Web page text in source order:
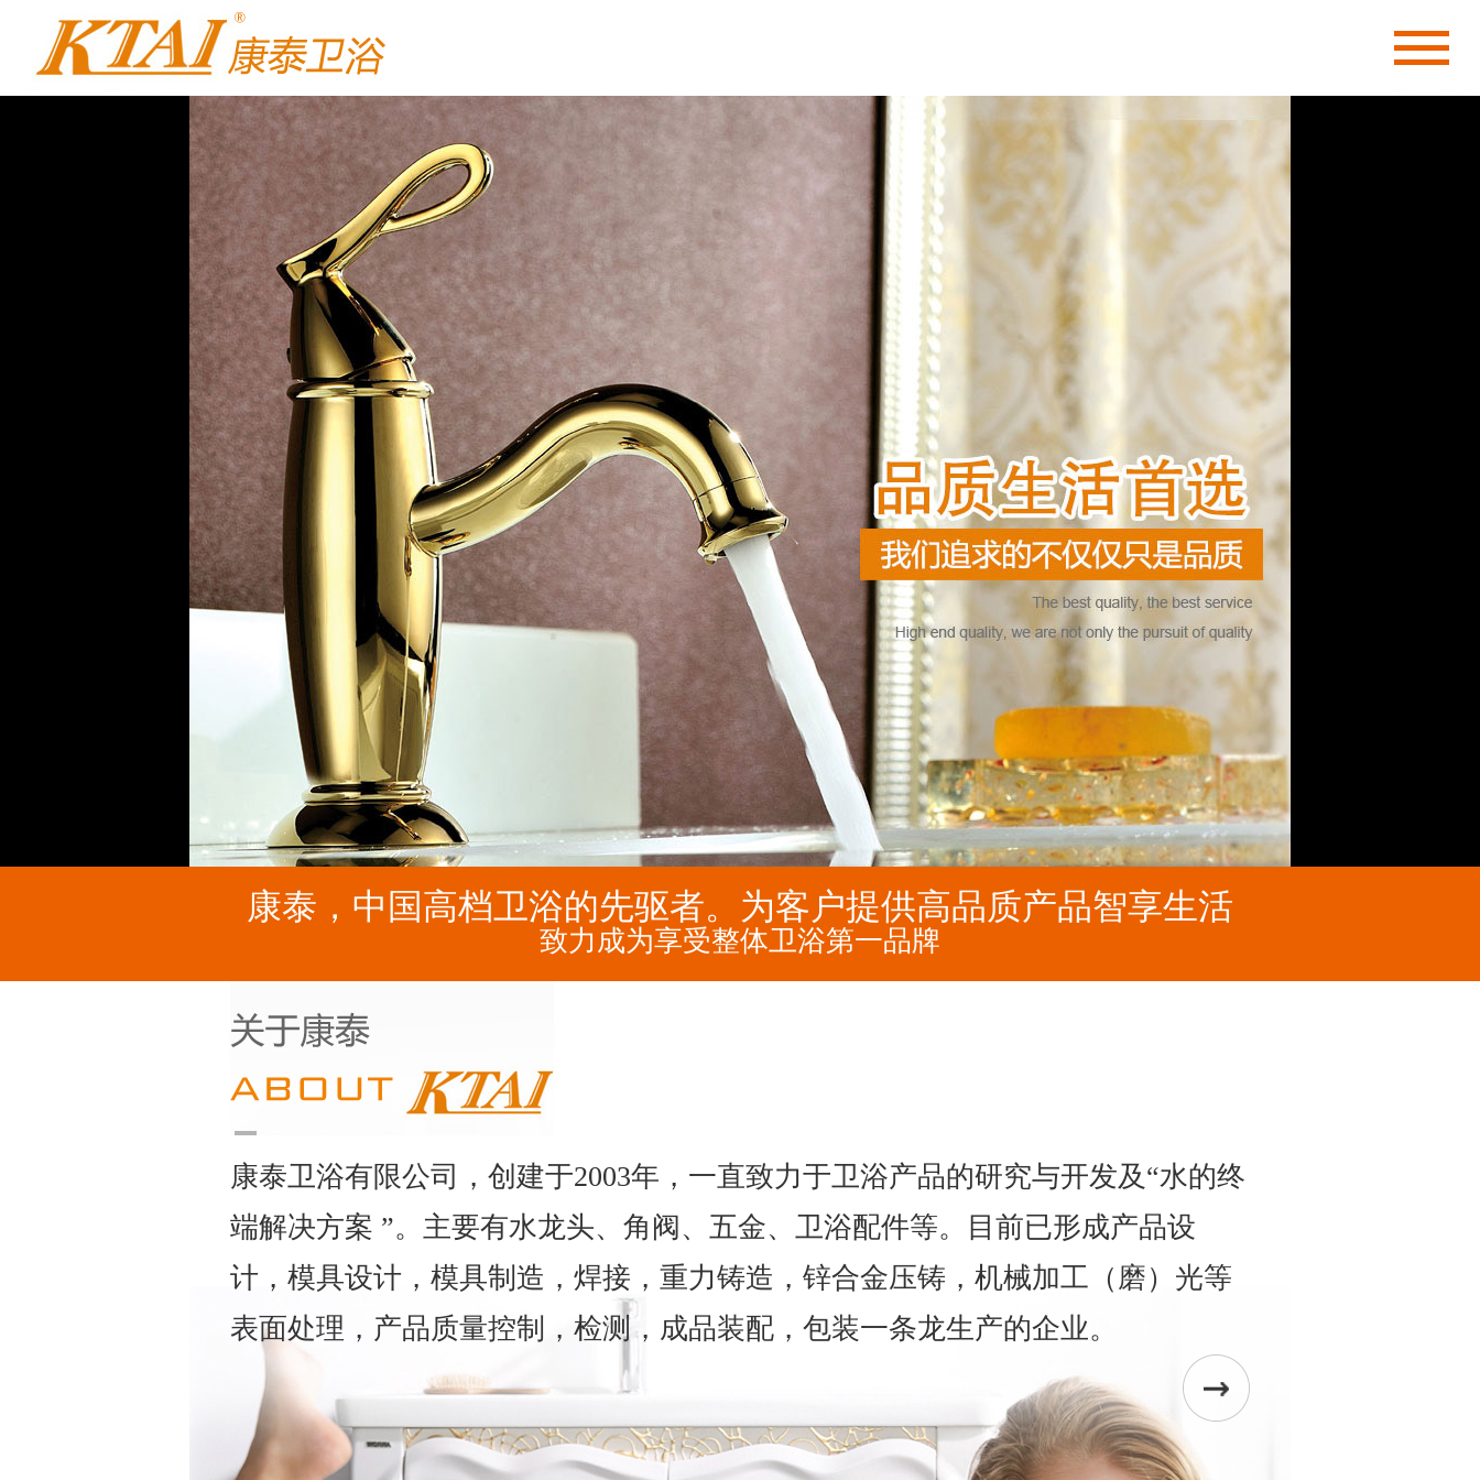
康泰，中国高档卫浴的先驱者。为客户提供高品质产品智享生活
致力成为享受整体卫浴第一品牌
康泰卫浴有限公司，创建于2003年，一直致力于卫浴产品的研究与开发及“水的终
端解决方案 ”。主要有水龙头、角阀、五金、卫浴配件等。目前已形成产品设
计，模具设计，模具制造，焊接，重力铸造，锌合金压铸，机械加工（磨）光等
表面处理，产品质量控制，检测，成品装配，包装一条龙生产的企业。